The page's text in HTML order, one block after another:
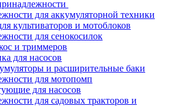
для аккумуляторной техники
культиваторов и мотоблоков
для сенокосилок
и триммеров
для насосов
и расширительные баки
для мотопомп
для насосов
для садовых тракторов и